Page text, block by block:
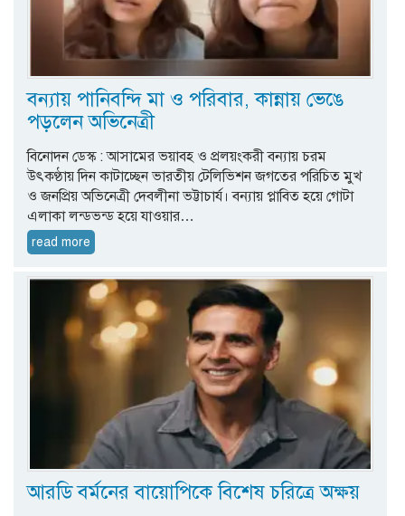
বন্যায় পানিবন্দি মা ও পরিবার, কান্নায় ভেঙে
পড়লেন অভিনেত্রী
বিনোদন ডেস্ক : আসামের ভয়াবহ ও প্রলয়ংকরী বন্যায় চরম
উৎকণ্ঠায় দিন কাটাচ্ছেন ভারতীয় টেলিভিশন জগতের পরিচিত মুখ
ও জনপ্রিয় অভিনেত্রী দেবলীনা ভট্টাচার্য। বন্যায় প্লাবিত হয়ে গোটা
এলাকা লন্ডভন্ড হয়ে যাওয়ার…
read more
আরডি বর্মনের বায়োপিকে বিশেষ চরিত্রে অক্ষয়